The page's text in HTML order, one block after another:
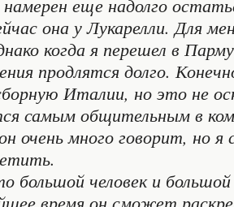
еще надолго
она у Лукарелли. Для
когда я перешел в
продлятся долго.
Италии, но это не
самым общительным в
очень много говорит, но
большой человек и
время он сможет